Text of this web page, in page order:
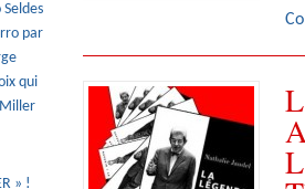
par
qui
» !